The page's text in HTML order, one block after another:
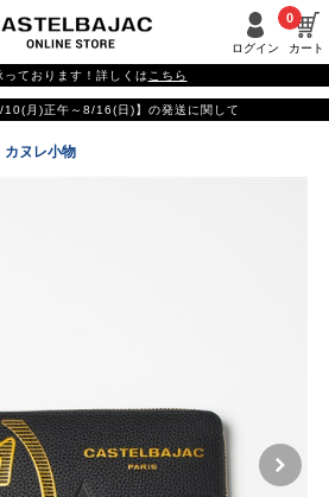
ログイン カート
0
っております！詳しくは こちら
10(月)正午～8/16(日)】の発送に関して
カヌレ小物